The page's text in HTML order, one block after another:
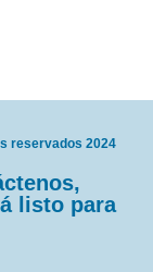
reservados 2024
listo para